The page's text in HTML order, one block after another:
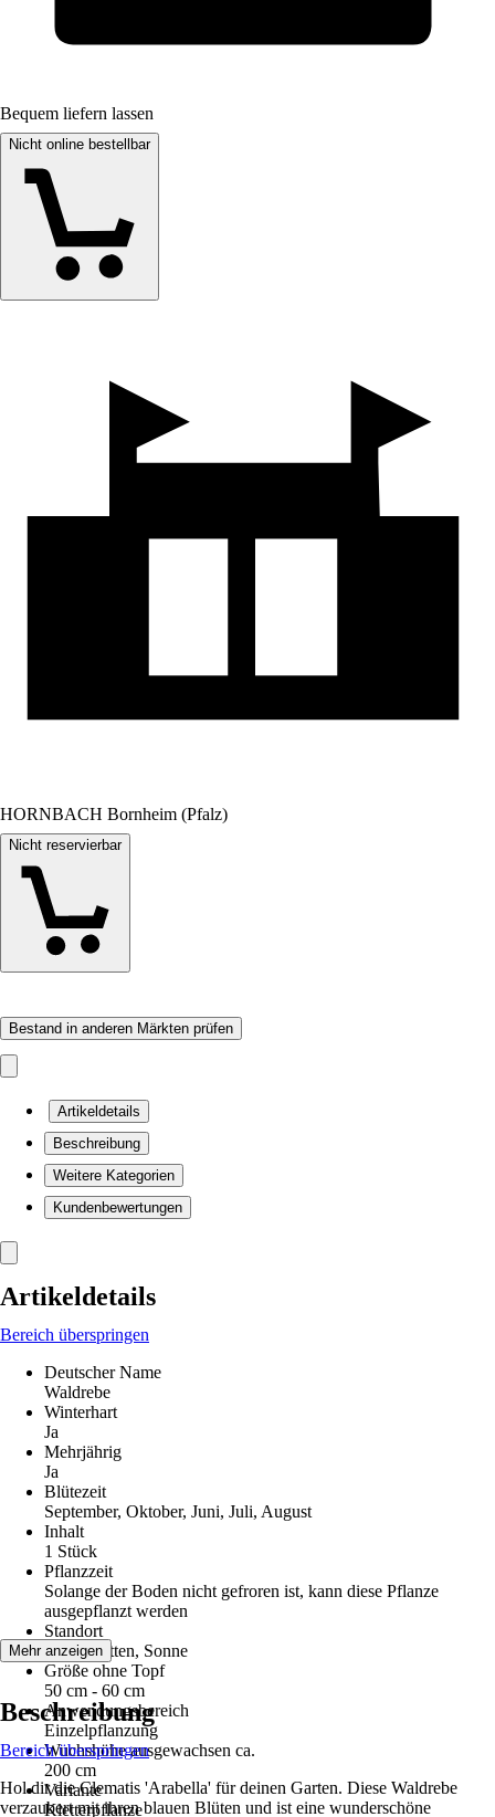
Bequem liefern lassen
Nicht online bestellbar
HORNBACH Bornheim (Pfalz)
Nicht reservierbar
Bestand in anderen Märkten prüfen
Artikeldetails
Beschreibung
Weitere Kategorien
Kundenbewertungen
Artikeldetails
Bereich überspringen
Deutscher Name
Waldrebe
Winterhart
Ja
Mehrjährig
Ja
Blütezeit
September, Oktober, Juni, Juli, August
Inhalt
1 Stück
Pflanzzeit
Solange der Boden nicht gefroren ist, kann diese Pflanze
ausgepflanzt werden
Standort
Halbschatten, Sonne
Größe ohne Topf
50 cm - 60 cm
Anwendungsbereich
Einzelpflanzung
Wuchshöhe ausgewachsen ca.
200 cm
Variante
Kletterpflanze
Mehr anzeigen
Beschreibung
Bereich überspringen
Hol dir die Clematis 'Arabella' für deinen Garten. Diese Waldrebe
verzaubert mit ihren blauen Blüten und ist eine wunderschöne